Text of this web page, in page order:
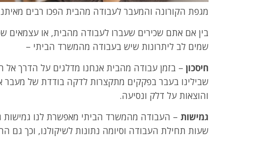
מגפת הקורונה והמעבר לעבודה מהבית הפכו רבים
בין אם אתם שכירים שעברו לעבודה מהבית, או עצמאים
שמים לב ליתרונות שיש בעבודה מהמשרד הביתי –
חיסכון– בזמן עבודה מהבית אנחנו מדלגים על הדרך
שבילינו בעבר בפקקים מתקצרות לדקה בודדת של מעבר
והוצאות על דלק ונסיעה.
גמישות – העבודה מהמשרד הביתי מאפשרת לנו גמישות
שעות תחילת העבודה וסיומה נתונות לשיקולנו, וכך גם